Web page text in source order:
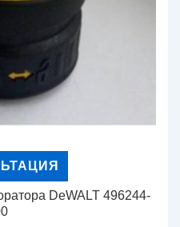
DeWALT 496244-